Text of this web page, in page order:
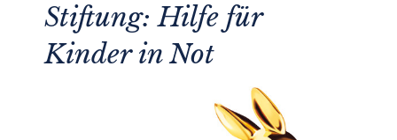
Stiftung: Hilfe für
Kinder in Not